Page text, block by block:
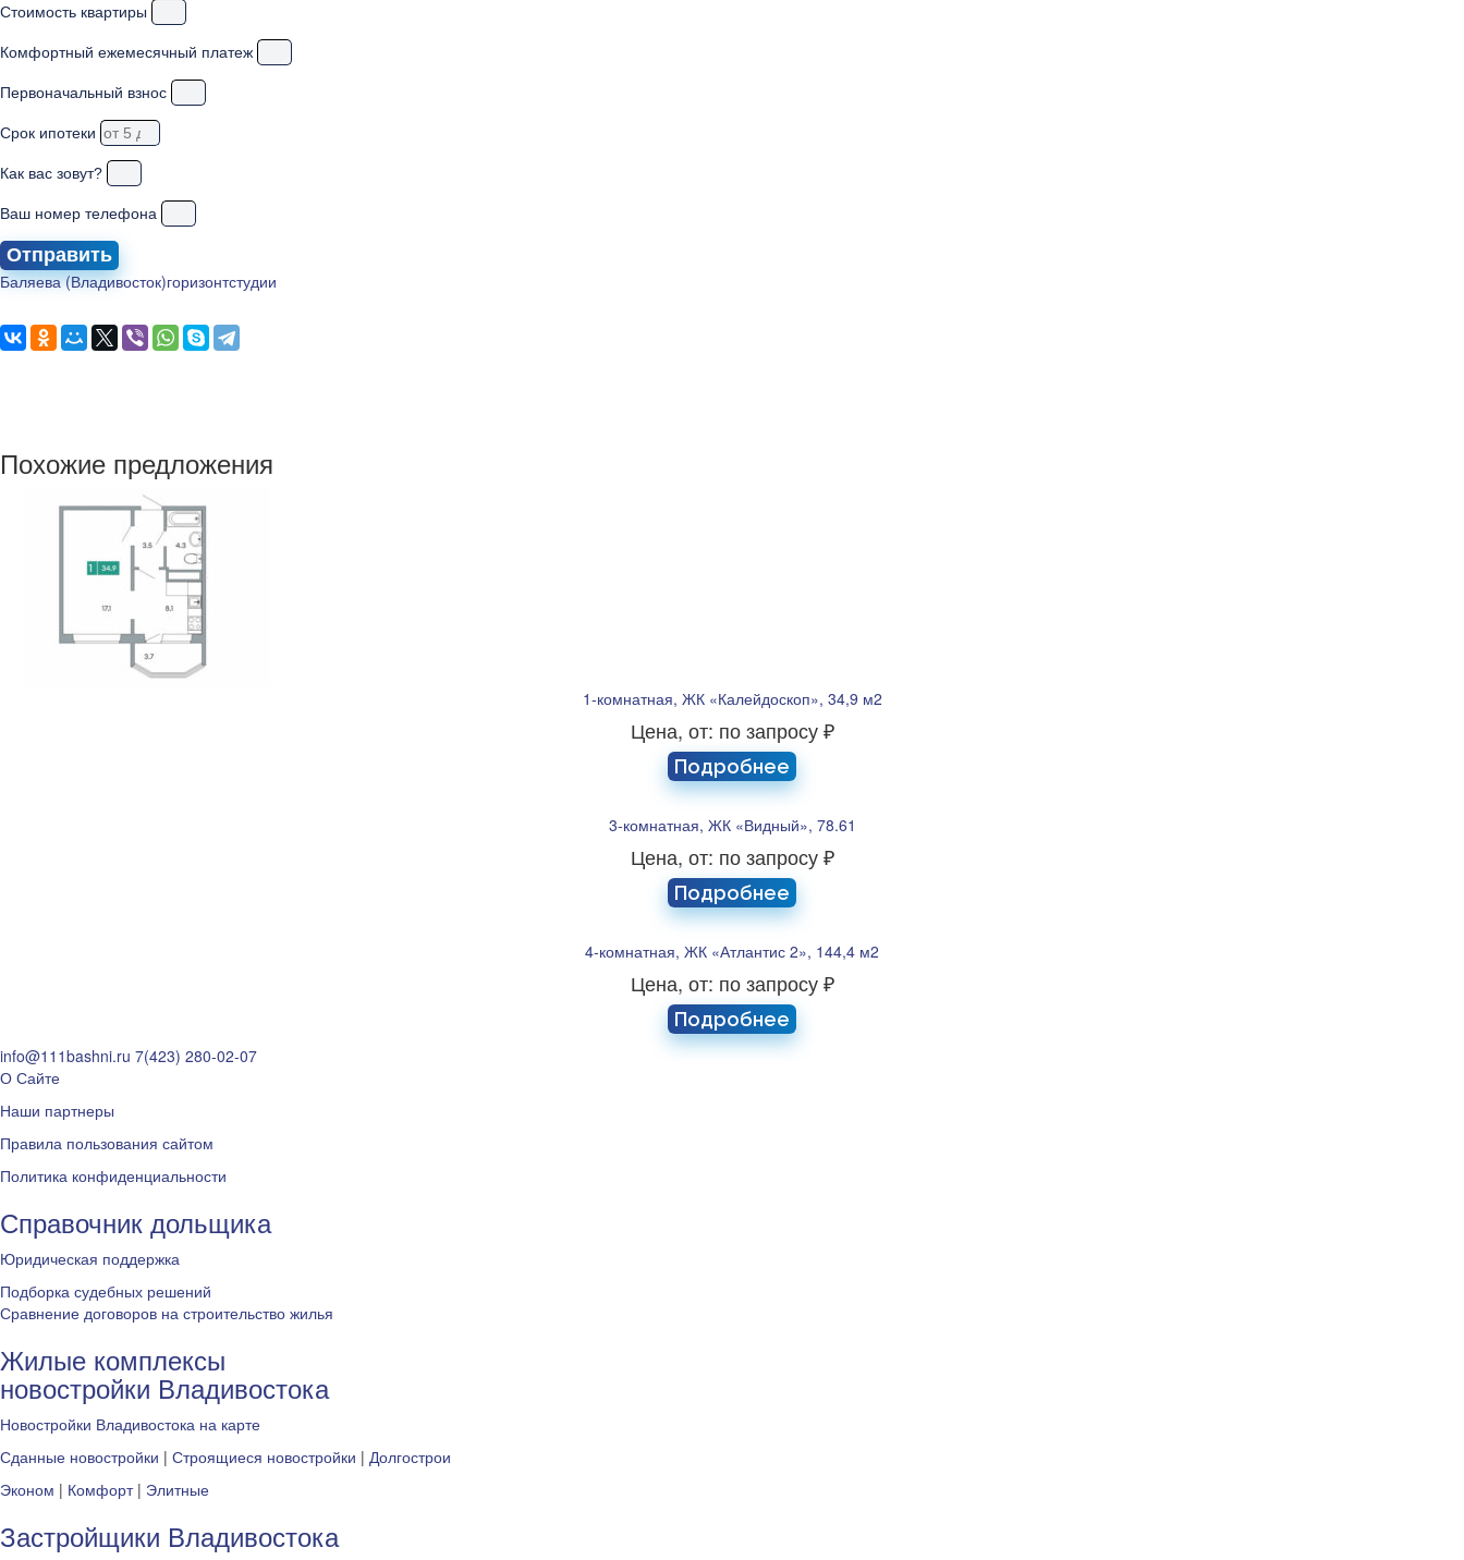
Стоимость квартиры
Комфортный ежемесячный платеж
Первоначальный взнос
Срок ипотеки
Как вас зовут?
Ваш номер телефона
Отправить
Баляева (Владивосток)горизонтстудии
Похожие предложения
1-комнатная, ЖК «Калейдоскоп», 34,9 м2
Цена, от: по запросу ₽
Подробнее
3-комнатная, ЖК «Видный», 78.61
Цена, от: по запросу ₽
Подробнее
4-комнатная, ЖК «Атлантис 2», 144,4 м2
Цена, от: по запросу ₽
Подробнее
info@111bashni.ru 7(423) 280-02-07
О Сайте
Наши партнеры
Правила пользования сайтом
Политика конфиденциальности
Справочник дольщика
Юридическая поддержка
Подборка судебных решений
Сравнение договоров на строительство жилья
Жилые комплексы
новостройки Владивостока
Новостройки Владивостока на карте
Сданные новостройки | Строящиеся новостройки | Долгострои
Эконом | Комфорт| Элитные
Застройщики Владивостока